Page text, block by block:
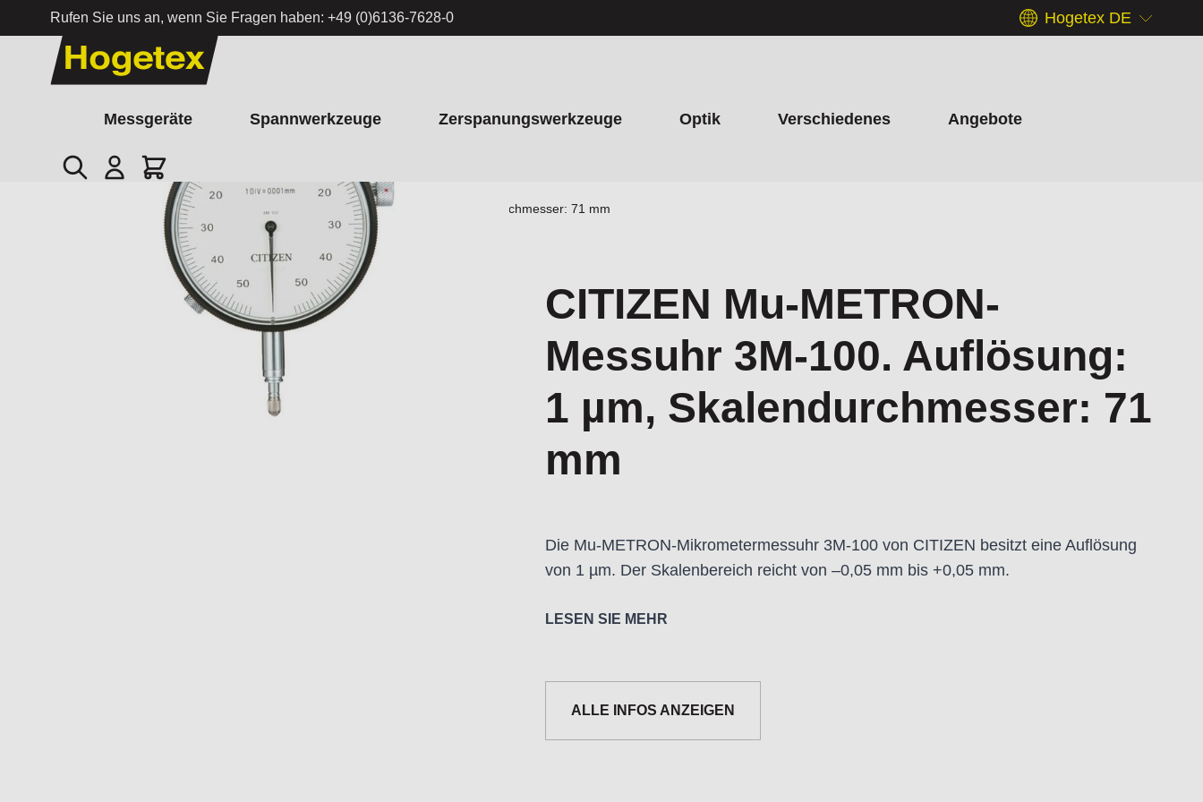
Rufen Sie uns an, wenn Sie Fragen haben: +49 (0)6136-7628-0 Hogetex DE
Zum Inhalt springen
Messgeräte Spannwerkzeuge Zerspanungswerkzeuge Optik Verschiedenes Angebote
Suche Cart
CITIZEN Mu-METRON-Messuhr 3M-100. Auflösung: 1 µm, Skalendurchmesser: 71 mm
CITIZEN Mu-METRON-
Messuhr 3M-100. Auflösung:
1 µm, Skalendurchmesser: 71
mm
Die Mu-METRON-Mikrometermessuhr 3M-100 von CITIZEN besitzt eine Auflösung
von 1 µm. Der Skalenbereich reicht von –0,05 mm bis +0,05 mm.
Technische Daten:
- Messkraft: 0,588 N
- Max. Spindelbereich: 2,8 mm
LESEN SIE MEHR
ALLE INFOS ANZEIGEN